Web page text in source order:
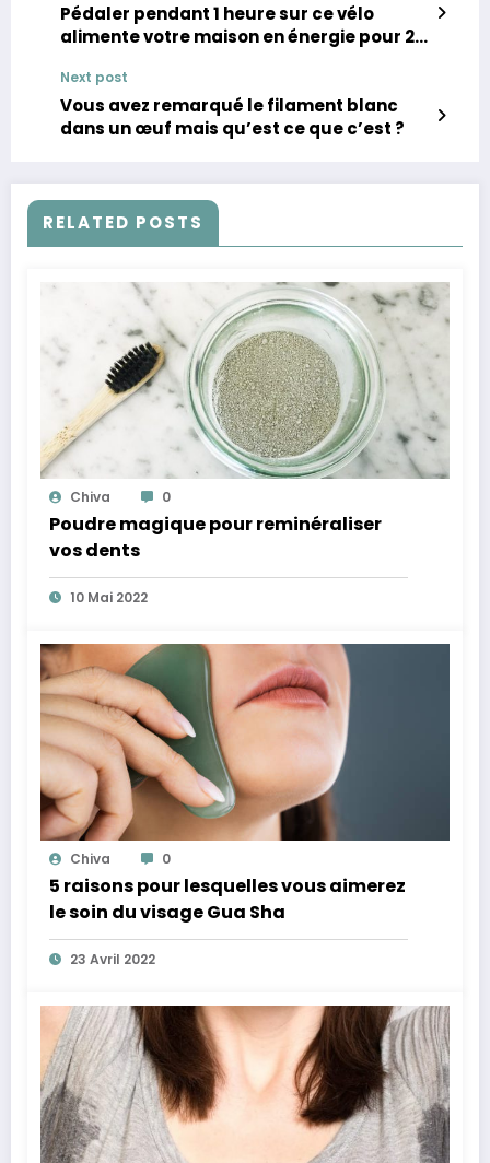
Pédaler pendant 1 heure sur ce vélo
alimente votre maison en énergie pour 24
Next post
Vous avez remarqué le filament blanc
dans un œuf mais qu’est ce que c’est ?
RELATED POSTS
Chiva 0
Poudre magique pour reminéraliser
vos dents
10 Mai 2022
Chiva 0
5 raisons pour lesquelles vous aimerez
le soin du visage Gua Sha
23 Avril 2022